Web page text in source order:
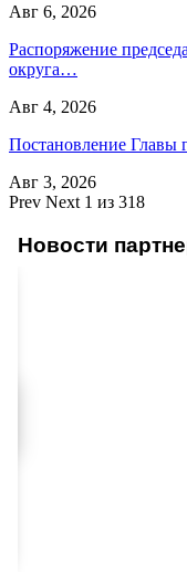
Авг 6, 2026
Распоряжение
округа…
Авг 4, 2026
Постановление Главы
Авг 3, 2026
Prev Next 1 из 318
Новости